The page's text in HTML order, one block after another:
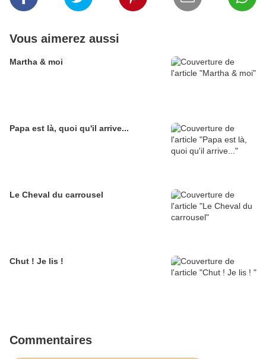
Vous aimerez aussi
Martha & moi
Papa est là, quoi qu'il arrive...
Le Cheval du carrousel
Chut ! Je lis !
Commentaires